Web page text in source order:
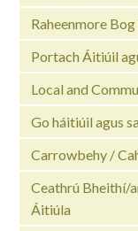
Raheenmore
Portach Áitiúil
Local and
Go háitiúil agus
Carrowbehy /
Ceathrú Bheithí/
Áitiúla